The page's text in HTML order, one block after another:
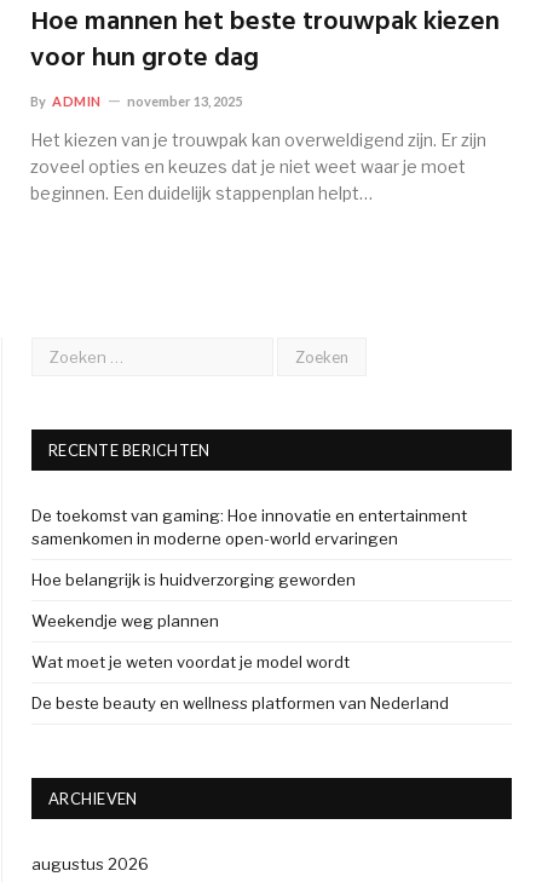
Hoe mannen het beste trouwpak kiezen
voor hun grote dag
By ADMIN november 13, 2025
Het kiezen van je trouwpak kan overweldigend zijn. Er zijn
zoveel opties en keuzes dat je niet weet waar je moet
beginnen. Een duidelijk stappenplan helpt…
RECENTE BERICHTEN
De toekomst van gaming: Hoe innovatie en entertainment
samenkomen in moderne open-world ervaringen
Hoe belangrijk is huidverzorging geworden
Weekendje weg plannen
Wat moet je weten voordat je model wordt
De beste beauty en wellness platformen van Nederland
ARCHIEVEN
augustus 2026